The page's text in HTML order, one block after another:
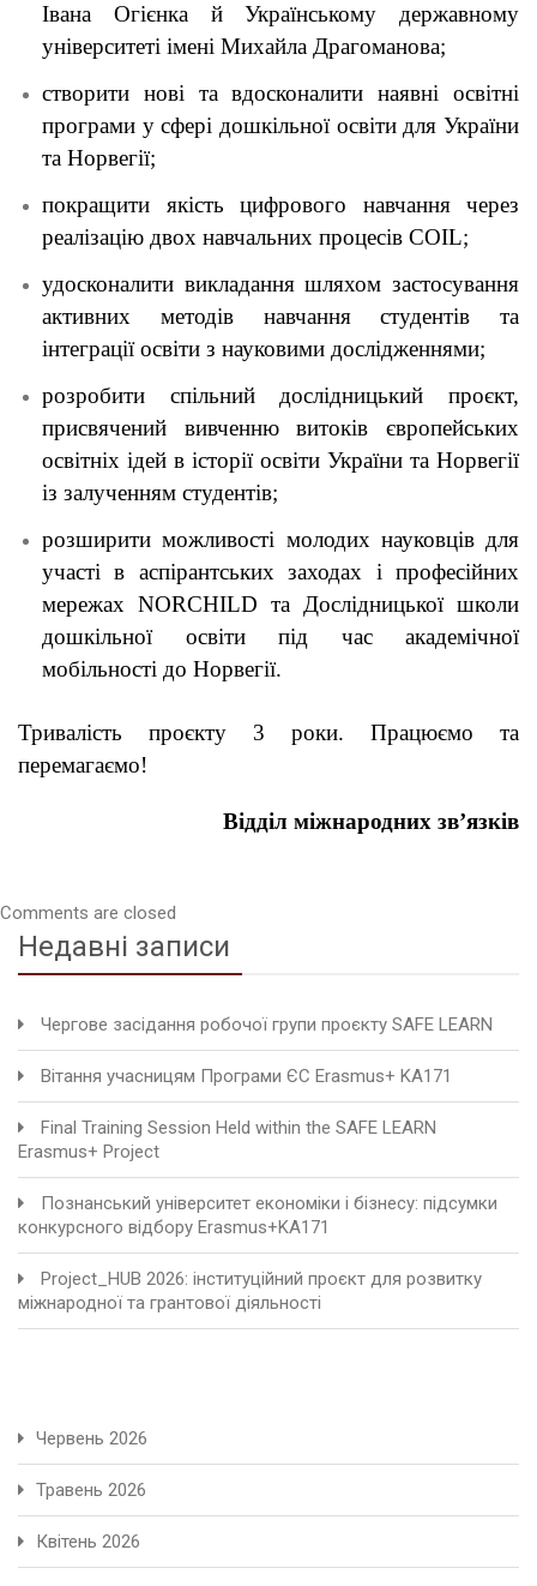
Івана Огієнка й Українському державному
університеті імені Михайла Драгоманова;
створити нові та вдосконалити наявні освітні
програми у сфері дошкільної освіти для України
та Норвегії;
покращити якість цифрового навчання через
реалізацію двох навчальних процесів COIL;
удосконалити викладання шляхом застосування
активних методів навчання студентів та
інтеграції освіти з науковими дослідженнями;
розробити спільний дослідницький проєкт,
присвячений вивченню витоків європейських
освітніх ідей в історії освіти України та Норвегії
із залученням студентів;
розширити можливості молодих науковців для
участі в аспірантських заходах і професійних
мережах NORCHILD та Дослідницької школи
дошкільної освіти під час академічної
мобільності до Норвегії.
Тривалість проєкту 3 роки. Працюємо та
перемагаємо!
Відділ міжнародних зв’язків
Comments are closed
Недавні записи
Чергове засідання робочої групи проєкту SAFE LEARN
Вітання учасницям Програми ЄС Erasmus+ KA171
Final Training Session Held within the SAFE LEARN
Erasmus+ Project
Познанський університет економіки і бізнесу: підсумки
конкурсного відбору Erasmus+KA171
Project_HUB 2026: інституційний проєкт для розвитку
міжнародної та грантової діяльності
Червень 2026
Травень 2026
Квітень 2026